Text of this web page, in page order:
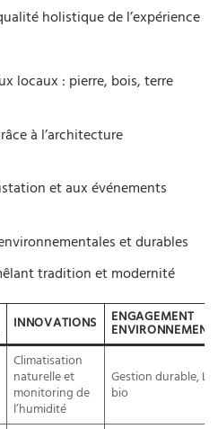
holistique de l’expérience
locaux : pierre, bois, terre
à l’architecture
et aux événements
et durables
tradition et modernité
INNOVATIONS ENGAGEMENT
Climatisation
naturelle et
monitoring de
l’humidité
Gestion durable,
bio